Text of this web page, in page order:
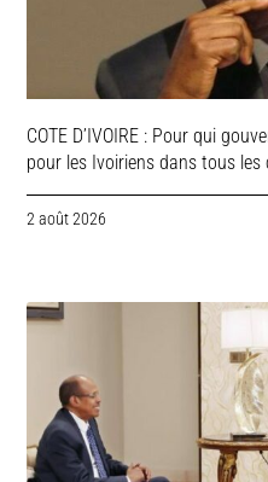
COTE D’IVOIRE : Pour qui
pour les Ivoiriens dans tous les
2 août 2026